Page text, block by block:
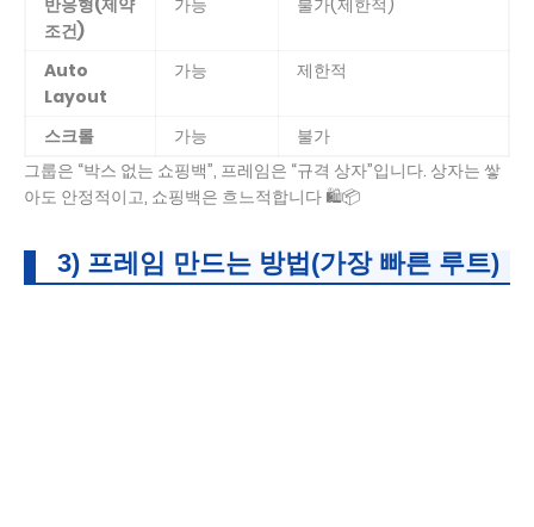
반응형(제약
조건)
가능 불가(제한적)
Auto
Layout
가능 제한적
스크롤 가능
불가
그룹은 “박스 없는 쇼핑백”, 프레임은 “규격 상자”입니다. 상자는 쌓
아도 안정적이고, 쇼핑백은 흐느적합니다 🛍️📦
3) 프레임 만드는 방법(가장 빠른 루트)